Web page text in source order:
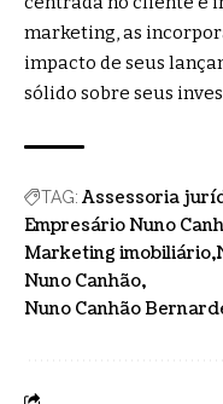
marketing, as
impacto de seus
sólido sobre seus
TAG: Assessoria
Empresário Nuno
Marketing imobiliário
Nuno Canhão
Nuno Canhão